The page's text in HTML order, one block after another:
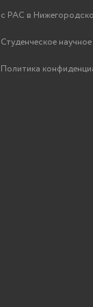
с РАС в
Студенческое
Политика